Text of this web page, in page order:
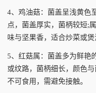
4、鸡油菇：菌盖呈浅黄色
点，菌盖厚实，菌柄较短;
味与坚果香，适合炒菜或煲
5、红菇属：菌盖多为鲜艳
或纹路，菌柄细长，颜色
不可食用，需避免接触。